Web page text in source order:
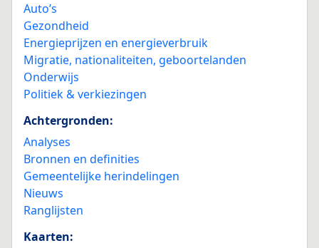
Auto’s
Gezondheid
Energieprijzen en energieverbruik
Migratie, nationaliteiten, geboortelanden
Onderwijs
Politiek & verkiezingen
Achtergronden:
Analyses
Bronnen en definities
Gemeentelijke herindelingen
Nieuws
Ranglijsten
Kaarten: